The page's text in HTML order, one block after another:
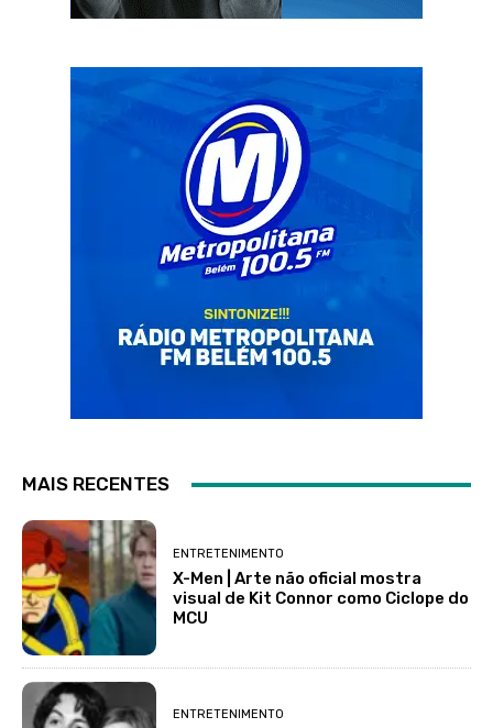
MAIS RECENTES
ENTRETENIMENTO
X-Men | Arte não oficial mostra
visual de Kit Connor como Ciclope do
MCU
ENTRETENIMENTO